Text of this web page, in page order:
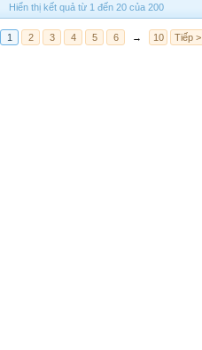
Hiển thị kết quả từ 1 đến 20 của 200
1 2 3 4 5 6 → 10 Tiếp >